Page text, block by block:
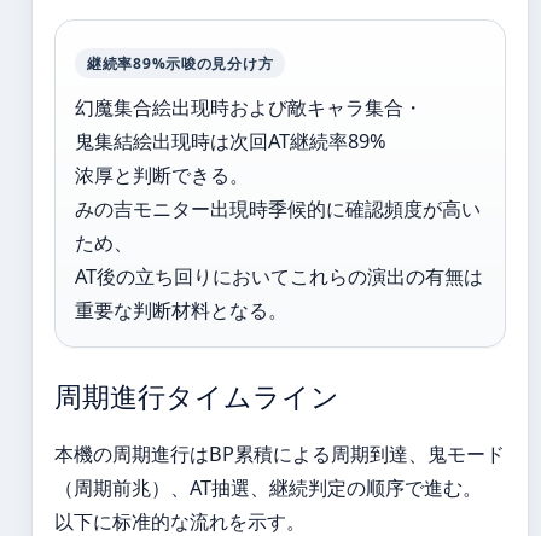
継続率89%示唆の見分け方
幻魔集合絵出现時および敵キャラ集合・
鬼集結絵出现時は次回AT継続率89%
浓厚と判断できる。
みの吉モニター出現時季候的に確認頻度が高い
ため、
AT後の立ち回りにおいてこれらの演出の有無は
重要な判断材料となる。
周期進行タイムライン
本機の周期進行はBP累積による周期到達、鬼モード
（周期前兆）、AT抽選、継続判定の顺序で進む。
以下に标准的な流れを示す。